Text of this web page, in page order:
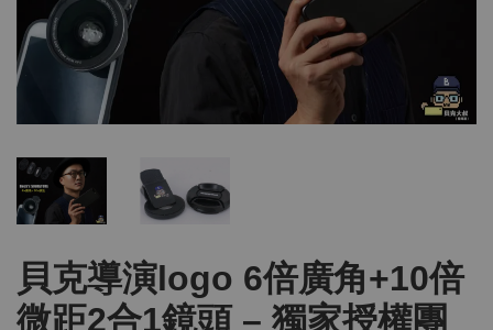
貝克導演logo 6倍廣角+10倍
微距2合1鏡頭 – 獨家授權團